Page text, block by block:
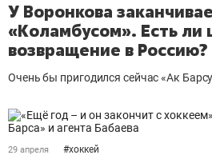
У Воронкова
«Коламбусом». Есть ли
возвращение в Россию?
Очень бы пригодился сейчас «Ак
29 апреля #хоккей